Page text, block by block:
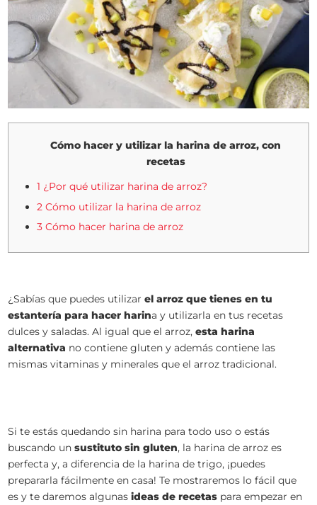
Cómo hacer y utilizar la harina de arroz, con
recetas
1 ¿Por qué utilizar harina de arroz?
2 Cómo utilizar la harina de arroz
3 Cómo hacer harina de arroz
¿Sabías que puedes utilizarel arroz que tienes en tu
estantería para hacer harina y utilizarla en tus recetas
dulces y saladas. Al igual que el arroz,esta harina
alternativa no contiene gluten y además contiene las
mismas vitaminas y minerales que el arroz tradicional.
Si te estás quedando sin harina para todo uso o estás
buscando un sustituto sin gluten, la harina de arroz es
perfecta y, a diferencia de la harina de trigo, ¡puedes
prepararla fácilmente en casa! Te mostraremos lo fácil que
es y te daremos algunasideas de recetas para empezar en